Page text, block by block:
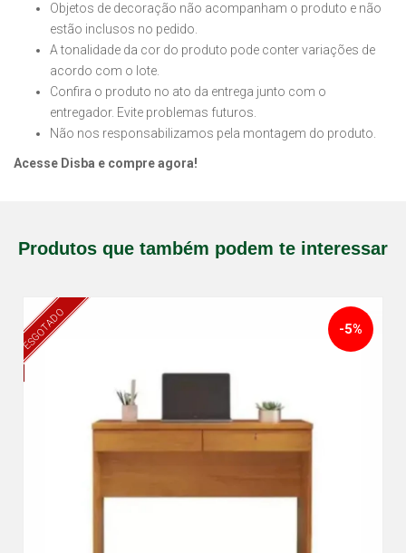
Objetos de decoração não acompanham o produto e não
estão inclusos no pedido.
A tonalidade da cor do produto pode conter variações de
acordo com o lote.
Confira o produto no ato da entrega junto com o
entregador. Evite problemas futuros.
Não nos responsabilizamos pela montagem do produto.
Acesse Disba e compre agora!
Produtos que também podem te interessar
ESGOTADO -5%